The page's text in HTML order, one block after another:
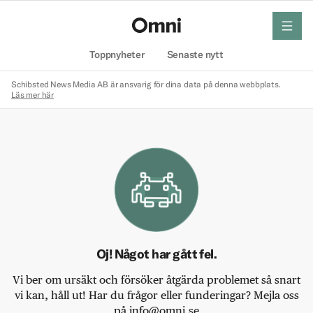
Toppnyheter Senaste nytt
meny
Schibsted News Media AB är ansvarig för dina data på denna webbplats.
Läs mer här
Oj! Något har gått fel.
Vi ber om ursäkt och försöker åtgärda problemet så snart
vi kan, håll ut! Har du frågor eller funderingar? Mejla oss